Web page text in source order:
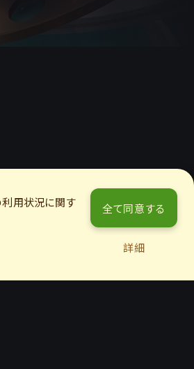
用状況に関す 全て同意する
詳細